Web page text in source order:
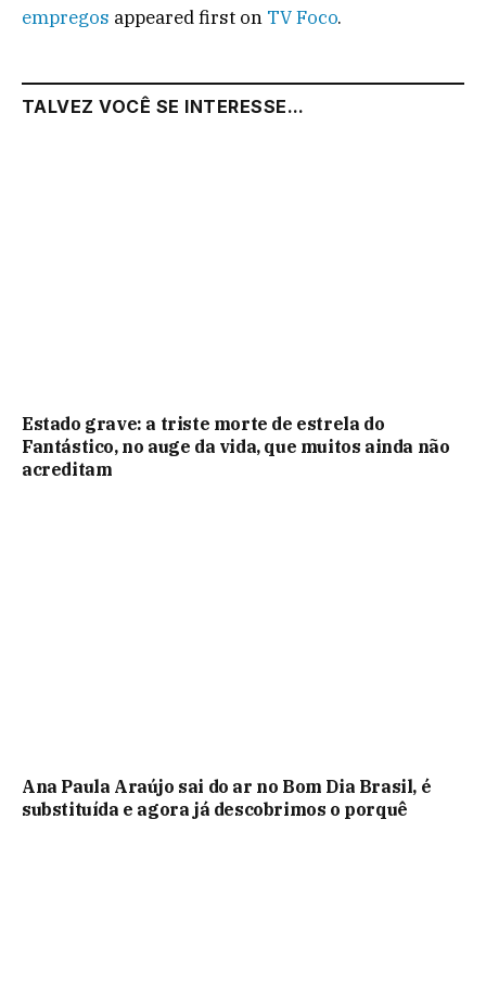
empregos appeared first on TV Foco.
TALVEZ VOCÊ SE INTERESSE...
Estado grave: a triste morte de estrela do
Fantástico, no auge da vida, que muitos ainda não
acreditam
Ana Paula Araújo sai do ar no Bom Dia Brasil, é
substituída e agora já descobrimos o porquê